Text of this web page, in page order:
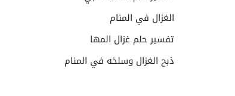
الغزال في المنام
تفسير حلم غزال المها
ذبح الغزال وسلخه في المنام